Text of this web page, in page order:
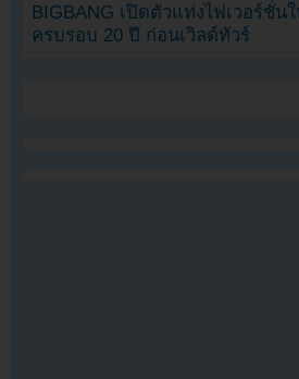
BIGBANG เปิดตัวแท่งไฟเวอร์ชั่น
ครบรอบ 20 ปี ก่อนเวิลด์ทัวร์